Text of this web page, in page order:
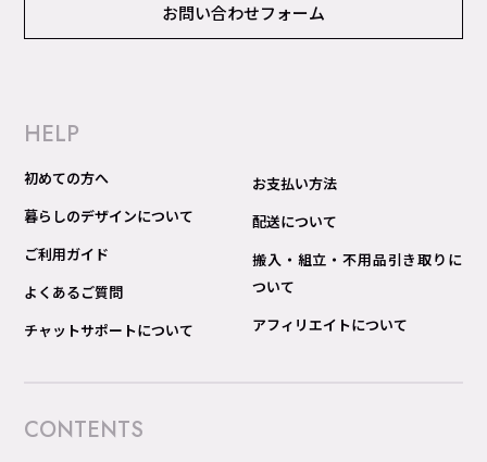
お問い合わせフォーム
HELP
初めての方へ
暮らしのデザインについて
ご利用ガイド
よくあるご質問
チャットサポートについて
お支払い方法
配送について
搬入・組立・不用品引き取りに
ついて
アフィリエイトについて
CONTENTS